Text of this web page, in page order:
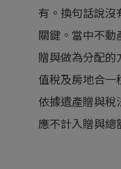
有。換句話說
關鍵。當中不動
贈與做為分配的
值稅及房地合
依據遺產贈與稅
應不計入贈與總